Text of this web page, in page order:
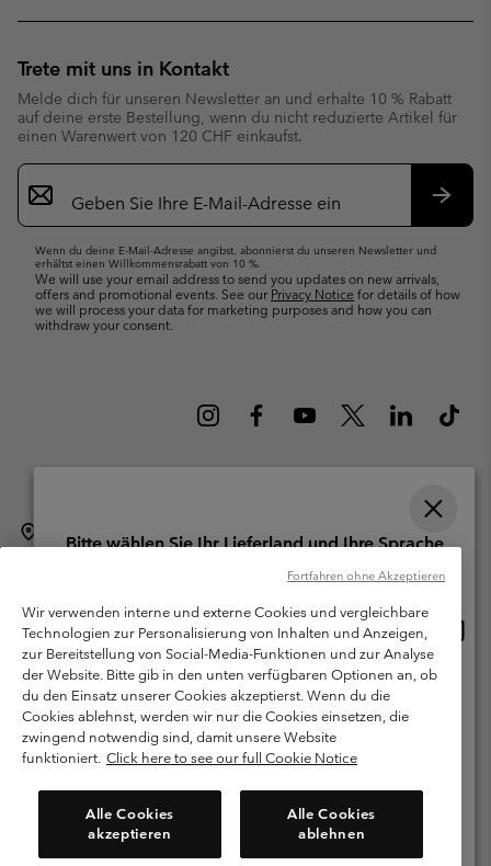
Trete mit uns in Kontakt
Melde dich für unseren Newsletter an und erhalte 10 % Rabatt
auf deine erste Bestellung, wenn du nicht reduzierte Artikel für
einen Warenwert von 120 CHF einkaufst.
Newsletter-
Anmeldung
Wenn du deine E-Mail-Adresse angibst, abonnierst du unseren Newsletter und
erhältst einen Willkommensrabatt von 10 %.
We will use your email address to send you updates on new arrivals,
offers and promotional events. See our Privacy Notice for details of how
we will process your data for marketing purposes and how you can
withdraw your consent.
Columbia Sportswear Company. Avenue des Morgines, 12 1213
Petit-Lancy Switzerland. Alle Rechte vorbehalten.
Nutzungsbedingungen
Allgemeine Verkaufsbedingungen
Garantie
Datenschutzerklärung
Bestimmungen und Bedingungen des Mitglieder Programms
Nutzungsbedingungen Für Nutzergenerierte Inhalte
Impressum
Cookies
Kundenservice: Mo- Fr. 9:00 - 13:00 & 14:00- 18:00 Uhr
(+)41315282015
Wir verwenden interne und externe Cookies und vergleichbare
Technologien zur Personalisierung von Inhalten und Anzeigen,
zur Bereitstellung von Social-Media-Funktionen und zur Analyse
der Website. Bitte gib in den unten verfügbaren Optionen an, ob
du den Einsatz unserer Cookies akzeptierst. Wenn du die
Cookies ablehnst, werden wir nur die Cookies einsetzen, die
zwingend notwendig sind, damit unsere Website
funktioniert. Click here to see our full Cookie Notice
Alle Cookies
akzeptieren
Alle Cookies
ablehnen
Fortfahren ohne Akzeptieren
Bitte wählen Sie Ihr Lieferland und Ihre Sprache
Online-Einkauf verfügbar
United States
Switzerland-English
Switzerland-Deutsch
Switzerland-Italiano